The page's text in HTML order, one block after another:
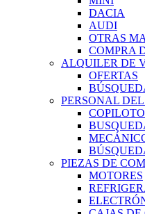
DACIA
AUDI
OTRAS
COMPRA
ALQUILER DE
OFERTAS
PERSONAL
PIEZAS DE
MOTORES